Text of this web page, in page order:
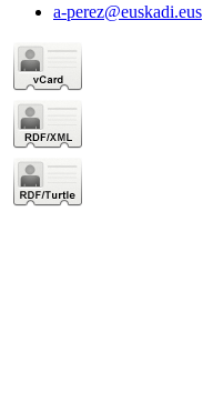
a-perez@euskadi.eus